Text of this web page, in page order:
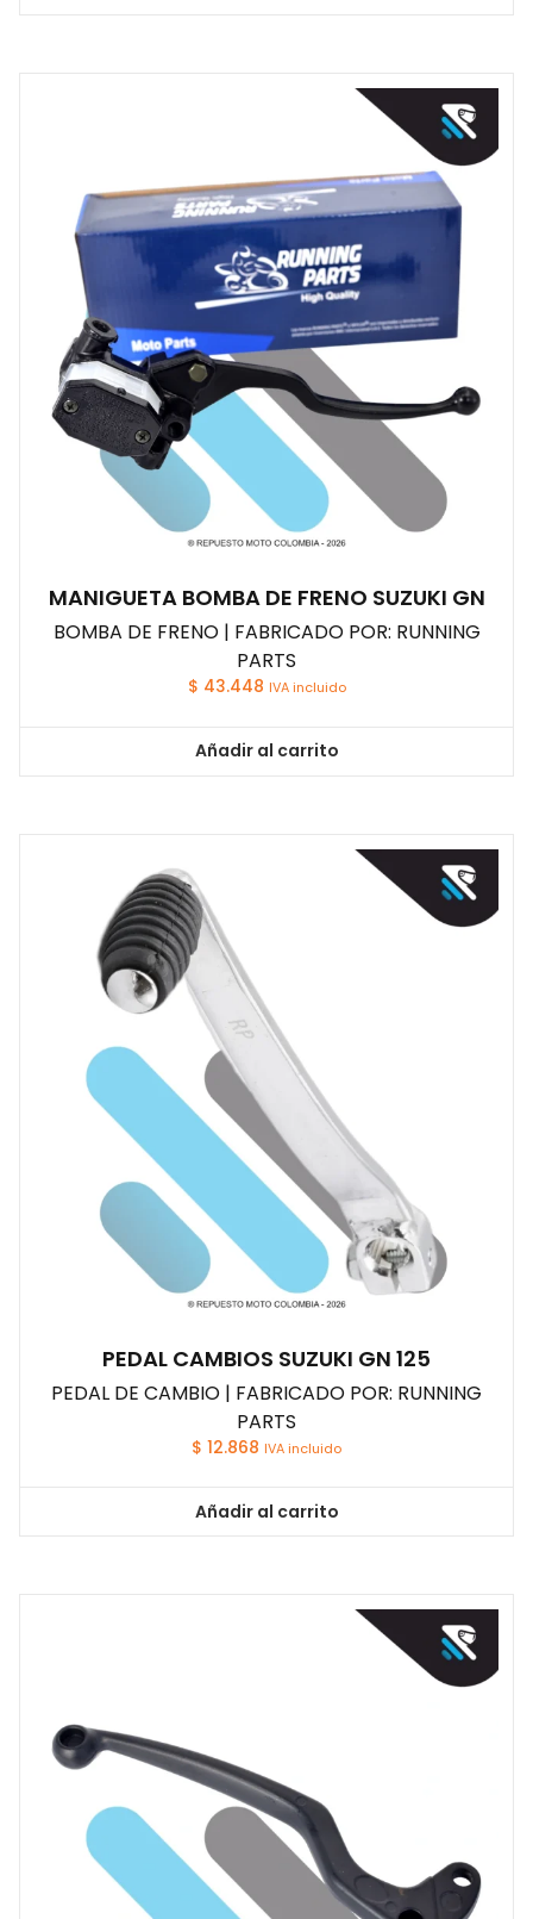
MANIGUETA BOMBA DE FRENO SUZUKI GN
BOMBA DE FRENO | FABRICADO POR: RUNNING
PARTS
$ 43.448 IVA incluido
Añadir al carrito
PEDAL CAMBIOS SUZUKI GN 125
PEDAL DE CAMBIO | FABRICADO POR: RUNNING
PARTS
$ 12.868 IVA incluido
Añadir al carrito